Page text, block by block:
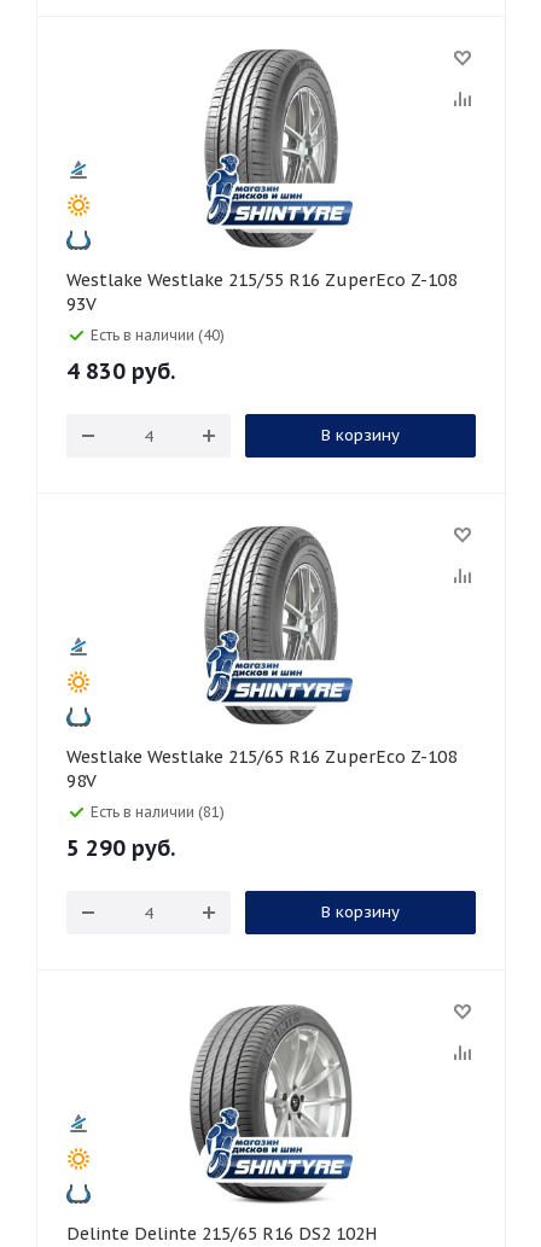
Westlake Westlake 215/55 R16 ZuperEco Z-108
93V
Есть в наличии (40)
4 830 руб.
В корзину
Westlake Westlake 215/65 R16 ZuperEco Z-108
98V
Есть в наличии (81)
5 290 руб.
В корзину
Delinte Delinte 215/65 R16 DS2 102H